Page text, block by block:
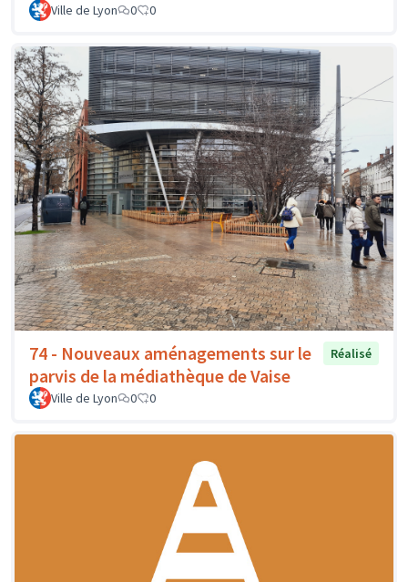
Ville de Lyon 0 0
74 - Nouveaux aménagements sur le
parvis de la médiathèque de Vaise
Réalisé
Ville de Lyon 0 0